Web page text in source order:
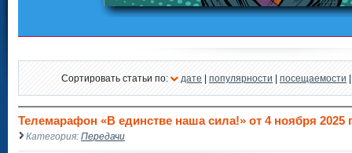
Сортировать статьи по: дате | популярности | посещаемости
Телемарафон «В единстве наша сила!» от 4 ноября 2025
Категория: Передачи